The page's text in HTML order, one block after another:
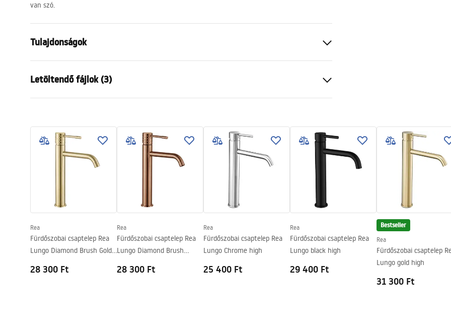
van szó.
Tulajdonságok
Felszerelés
Szín
Arany
Anyag
Kifolyó tartomány
Garancia
5 Év
Letöltendő fájlok (3)
Warranty_Terms_and_Conditions_
Faucets_-_5.pdf
faucet.pdf
Biztonsági információk
Rea
Fürdőszobai csaptelep Rea
Lungo Diamond Brush Gold
28 300 Ft
Rea
Fürdőszobai csaptelep Rea
Lungo Diamond Brush
28 300 Ft
Rea
Fürdőszobai csaptelep Rea
Lungo Chrome high
25 400 Ft
Rea
Fürdőszobai csaptelep Rea
Lungo black high
29 400 Ft
Bestseller
Rea
Fürdőszobai csaptelep
Lungo gold high
31 300 Ft